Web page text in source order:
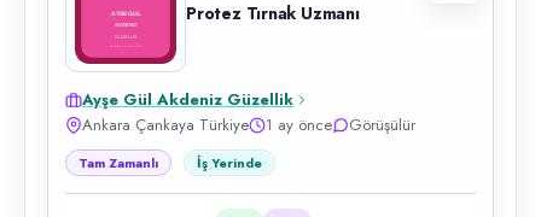
Protez Tırnak Uzmanı
Ayşe Gül Akdeniz Güzellik
Ankara Çankaya Türkiye
1 ay önce Görüşülür
Tam Zamanlı İş Yerinde